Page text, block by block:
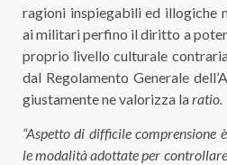
ragioni inspiegabili ed illogiche
ai militari perfino il diritto a
proprio livello culturale
dal Regolamento Generale
giustamente ne valorizza laratio.
“Aspetto di difficile comprensione
le modalità adottate per